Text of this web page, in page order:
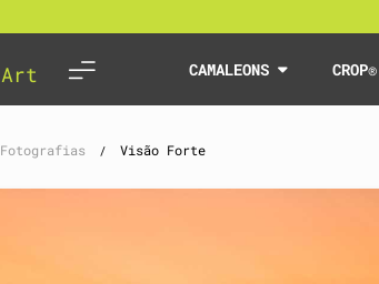
CAMALEONS
Fotografias / Visão Forte